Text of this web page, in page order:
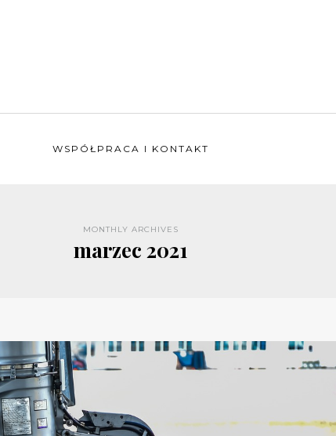
WSPÓŁPRACA I KONTAKT
MONTHLY ARCHIVES
marzec 2021